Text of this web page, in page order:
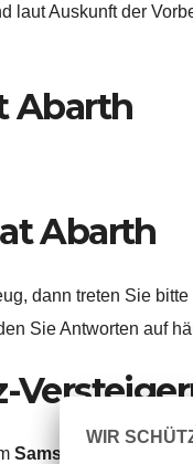
laut Auskunft der
Abarth
Abarth
dann treten Sie
Sie Antworten auf
Samstag, den 14.